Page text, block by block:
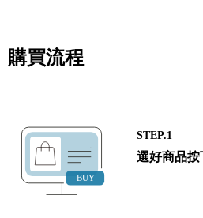
購買流程
STEP.1
選好商品按